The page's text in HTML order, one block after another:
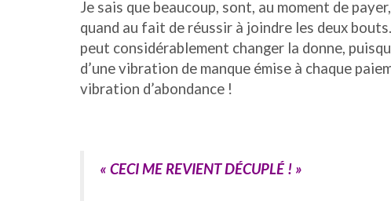
Je sais que beaucoup, sont, au moment de
quand au fait de réussir à joindre les deux
peut considérablement changer la donne,
d’une vibration de manque émise à chaque
vibration d’abondance !
« CECI ME REVIENT DÉCUPLÉ ! »